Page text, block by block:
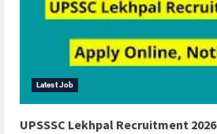
Latest Job
UPSSSC Lekhpal Recruitment 2026